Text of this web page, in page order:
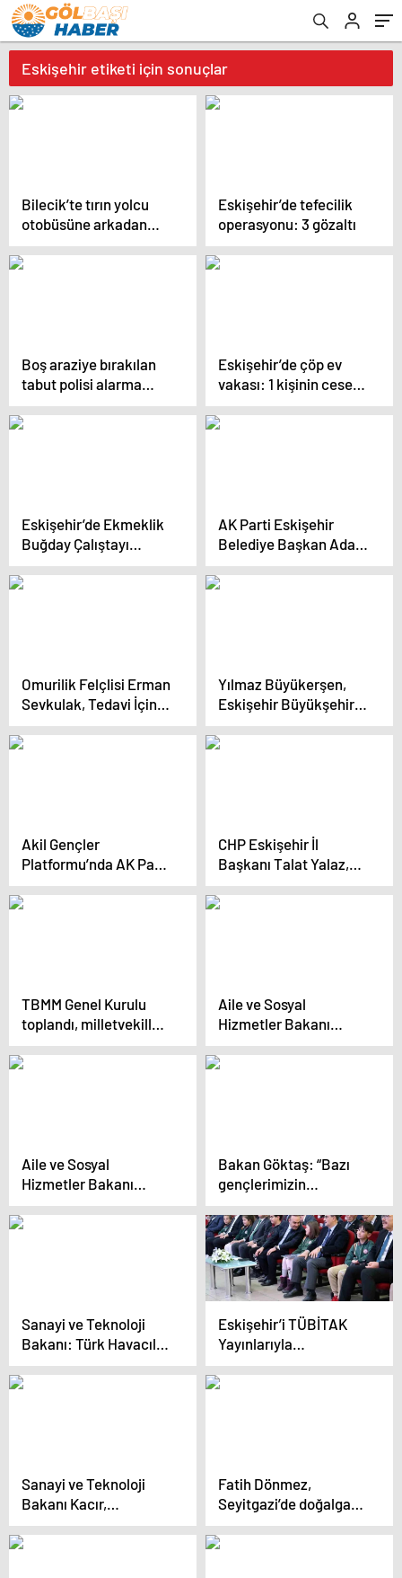
Eskişehir etiketi için sonuçlar
Bilecik’te tırın yolcu
otobüsüne arkadan
çarptığı kazada çok
sayıda kişi yaralandı
Eskişehir’de tefecilik
operasyonu: 3 gözaltı
Boş araziye bırakılan
tabut polisi alarma
geçirdi
Eskişehir’de çöp ev
vakası: 1 kişinin cesedi
bulundu
Eskişehir’de Ekmeklik
Buğday Çalıştayı
Gerçekleştirildi
AK Parti Eskişehir
Belediye Başkan Adayı
Nebi Hatipoğlu,
Projelerini Tanıttı
Omurilik Felçlisi Erman
Sevkulak, Tedavi İçin
Destek Bekliyor
Yılmaz Büyükerşen,
Eskişehir Büyükşehir
Belediye Başkanlığı’na
veda etti
Akil Gençler
Platformu’nda AK Parti
adayları Eskişehir’deki
sorunları ve vaatleri
CHP Eskişehir İl
Başkanı Talat Yalaz,
AKP Eskişehir
Büyükşehir Belediye
TBMM Genel Kurulu
toplandı, milletvekilleri
gündem dışı
konuşmalar yaptı
Aile ve Sosyal
Hizmetler Bakanı
Eskişehir’de Büyük
Emirdağlılar
Aile ve Sosyal
Hizmetler Bakanı
Mahinur Özdemir
Göktaş, 500’ün
Bakan Göktaş: “Bazı
gençlerimizin
üniversite kapılarından
gönderildiği günler çok
geride kaldı”
Sanayi ve Teknoloji
Bakanı: Türk Havacılığı
Altın Çağını Yaşıyor
Eskişehir’i TÜBİTAK
Yayınlarıyla
Buluşturuyoruz Projesi
İmza Töreni
Sanayi ve Teknoloji
Bakanı Kacır,
Eskişehir’de fabrika
açılışında konuştu
Fatih Dönmez,
Seyitgazi’de doğalgaz
kullanan ilk haneyi
ziyaret etti